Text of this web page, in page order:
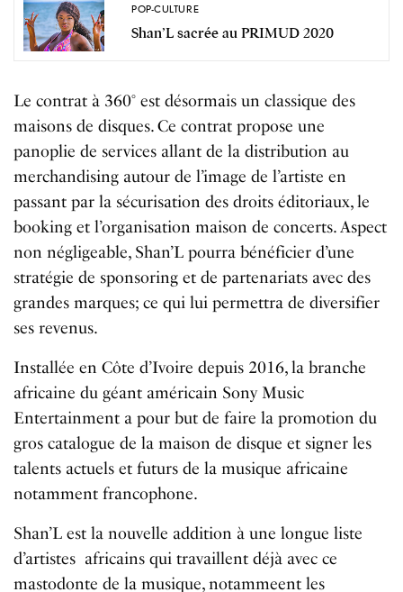
POP-CULTURE
Shan’L sacrée au PRIMUD 2020
Le contrat à 360° est désormais un classique des
maisons de disques. Ce contrat propose une
panoplie de services allant de la distribution au
merchandising autour de l’image de l’artiste en
passant par la sécurisation des droits éditoriaux, le
booking et l’organisation maison de concerts. Aspect
non négligeable, Shan’L pourra bénéficier d’une
stratégie de sponsoring et de partenariats avec des
grandes marques; ce qui lui permettra de diversifier
ses revenus.
Installée en Côte d’Ivoire depuis 2016, la branche
africaine du géant américain Sony Music
Entertainment a pour but de faire la promotion du
gros catalogue de la maison de disque et signer les
talents actuels et futurs de la musique africaine
notamment francophone.
Shan’L est la nouvelle addition à une longue liste
d’artistes africains qui travaillent déjà avec ce
mastodonte de la musique, notammeent les